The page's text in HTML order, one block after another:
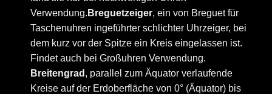
Verwendung. Breguetzeiger, ein von Breguet für
Taschenuhren ingeführter schlichter Uhrzeiger, bei
dem kurz vor der Spitze ein Kreis eingelassen ist.
Findet auch bei Großuhren Verwendung.
Breitengrad , parallel zum Äquator verlaufende
Kreise auf der Erdoberfläche von 0° (Äquator) bis